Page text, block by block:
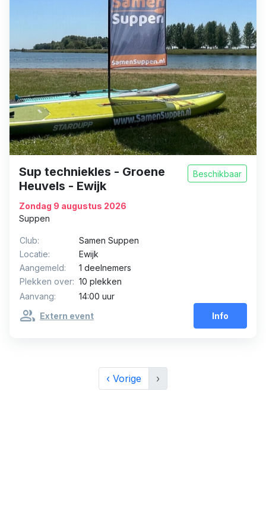
Sup techniekles - Groene
Heuvels - Ewijk
Zondag 9 augustus 2026
Suppen
Beschikbaar
Club:
Samen Suppen
Locatie:
Ewijk
Aangemeld:
1 deelnemers
Plekken over: 10 plekken
Aanvang:
14:00 uur
group Extern event Info
‹ Vorige ›